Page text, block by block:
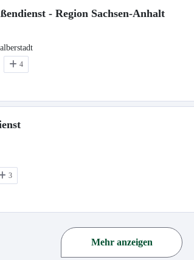
- Region Sachsen-Anhalt
4
3
Mehr anzeigen